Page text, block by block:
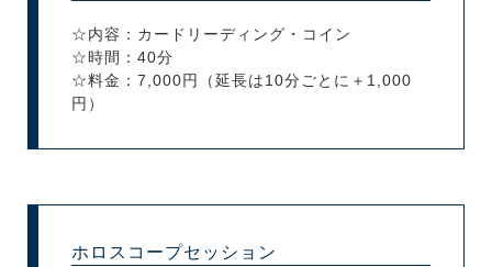
☆内容：カードリーディング・コイン
☆時間：40分
☆料金：7,000円（延長は10分ごとに＋1,000
円）
ホロスコープセッション